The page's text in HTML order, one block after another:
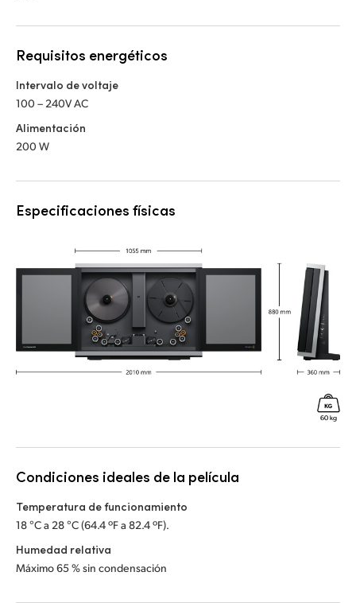
Requisitos energéticos
Intervalo de voltaje
100 – 240V AC
Alimentación
200 W
Especificaciones físicas
Condiciones ideales de la película
Temperatura de funcionamiento
18 °C a 28 °C (64.4 ºF a 82.4 ºF).
Humedad relativa
Máximo 65 % sin condensación